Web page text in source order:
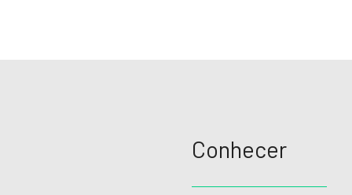
Conhecer